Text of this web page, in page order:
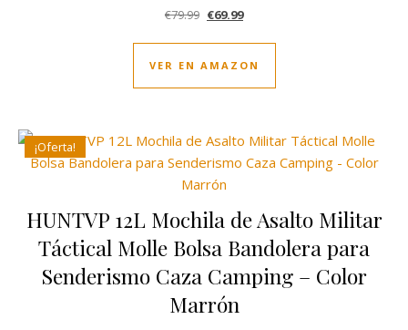
€79.99 El precio original era: €79.99.
€69.99El precio actual es: €69.99.
VER EN AMAZON
¡Oferta!
HUNTVP 12L Mochila de Asalto Militar
Táctical Molle Bolsa Bandolera para
Senderismo Caza Camping – Color
Marrón